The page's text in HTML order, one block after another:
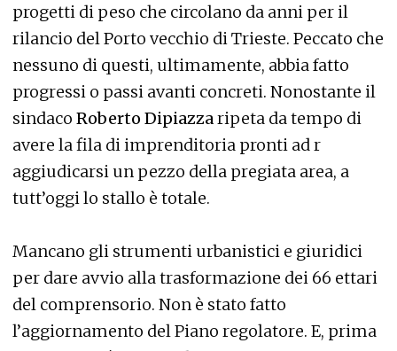
progetti di peso che circolano da anni per il
rilancio del Porto vecchio di Trieste. Peccato che
nessuno di questi, ultimamente, abbia fatto
progressi o passi avanti concreti. Nonostante il
sindaco Roberto Dipiazza ripeta da tempo di
avere la fila di imprenditoria pronti ad r
aggiudicarsi un pezzo della pregiata area, a
tutt’oggi lo stallo è totale.
Mancano gli strumenti urbanistici e giuridici
per dare avvio alla trasformazione dei 66 ettari
del comprensorio. Non è stato fatto
l’aggiornamento del Piano regolatore. E, prima